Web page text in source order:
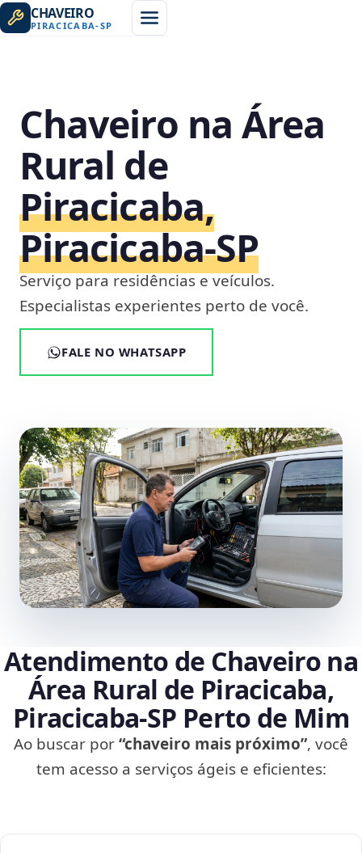
CHAVEIRO
PIRACICABA-SP
Chaveiro na Área
Rural de
Piracicaba,
Piracicaba‑SP
Serviço para residências e veículos.
Especialistas experientes perto de você.
FALE NO WHATSAPP
Atendimento de Chaveiro na
Área Rural de Piracicaba,
Piracicaba‑SP Perto de Mim
Ao buscar por“chaveiro mais próximo”, você
tem acesso a serviços ágeis e eficientes: